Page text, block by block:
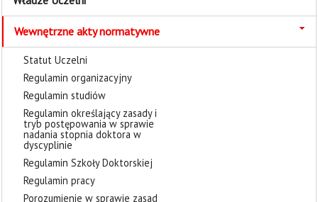
Wewnętrzne akty normatywne
Statut Uczelni
Regulamin organizacyjny
Regulamin studiów
Regulamin określający zasady i
tryb postępowania w sprawie
nadania stopnia doktora w
dyscyplinie
Regulamin Szkoły Doktorskiej
Regulamin pracy
Porozumienie w sprawie zasad